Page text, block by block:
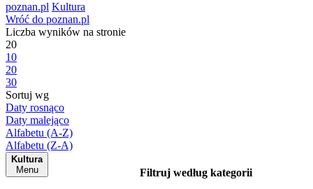
poznan.pl Kultura
Wróć do poznan.pl
Liczba wyników na stronie
20
10
20
30
Sortuj wg
Daty rosnąco
Daty malejąco
Alfabetu (A-Z)
Alfabetu (Z-A)
Kultura
Menu
Filtruj według kategorii